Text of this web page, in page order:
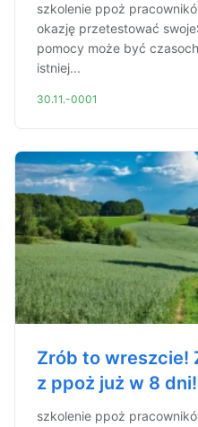
szkolenie ppoż
okazję przetestować
pomocy może być
istniej...
30.11.-0001
Zrób to wreszcie!
z ppoż już w 8 dni!
szkolenie ppoż